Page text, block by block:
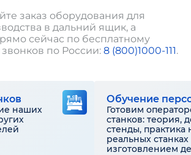
заказ оборудования для
в дальний ящик, а
сейчас по бесплатному
по России: 8 (800)1000-111.
наших
Обучение
Готовим
станков: теория,
стенды, практика
реальных станках
изготовлением